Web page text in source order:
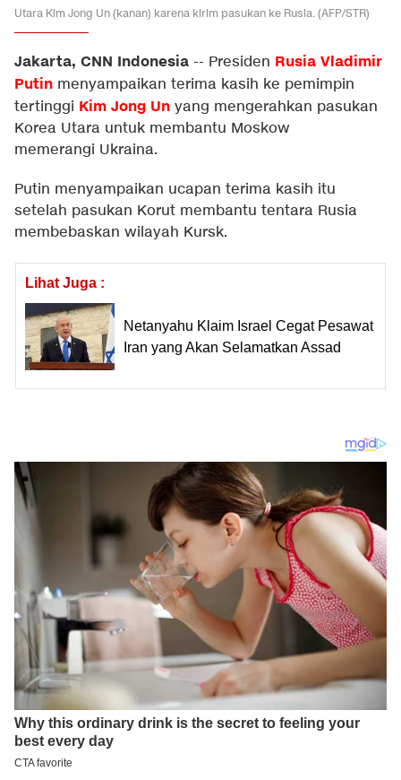
Utara Kim Jong Un (kanan) karena kirim pasukan ke Rusia. (AFP/STR)
Jakarta, CNN Indonesia -- Presiden Rusia Vladimir
Putin menyampaikan terima kasih ke pemimpin
tertinggi Kim Jong Un yang mengerahkan pasukan
Korea Utara untuk membantu Moskow
memerangi Ukraina.
Putin menyampaikan ucapan terima kasih itu
setelah pasukan Korut membantu tentara Rusia
membebaskan wilayah Kursk.
Lihat Juga :
Netanyahu Klaim Israel Cegat Pesawat
Iran yang Akan Selamatkan Assad